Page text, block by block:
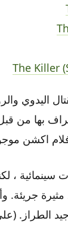
The Killer
بها من
اكشن
سينمائية
جريئة.
جيد الطراز.